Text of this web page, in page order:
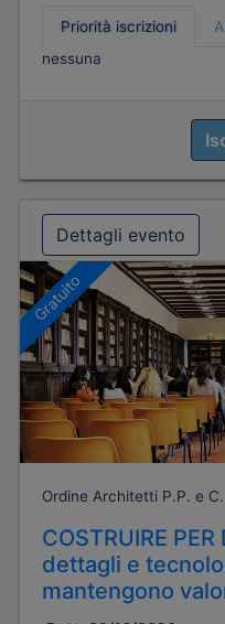
Priorità iscrizioni
nessuna
Dettagli evento
Gratuito
Ordine Architetti P.P. e
COSTRUIRE
dettagli e
mantengono